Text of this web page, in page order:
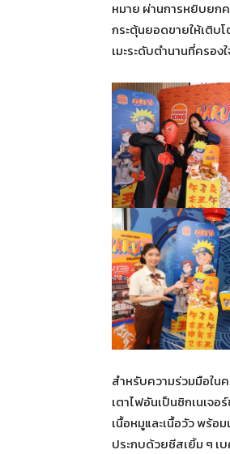
หมาย ผ่านการหยิบยก
กระตุ้นยอดขายให้เติบ
เมะระดับตำนานที่ครอ
สำหรับความร่วมมือใน
เตาไฟอันเป็นซิกเนเจ
เนื้อหมูและเนื้อวัว พร้
ประกบด้วยชีสเยิ้ม ๆ เ